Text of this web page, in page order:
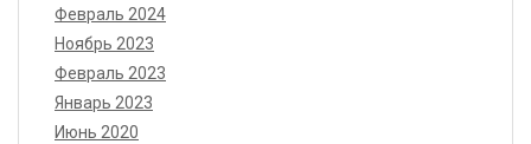
Февраль 2024
Ноябрь 2023
Февраль 2023
Январь 2023
Июнь 2020